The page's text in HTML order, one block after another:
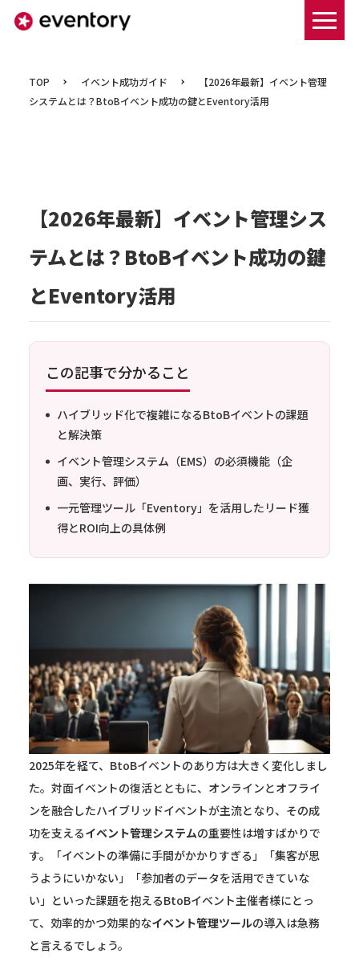
TOP イベント成功ガイド
【2026年最新】イベント管理
システムとは？BtoBイベント成功の鍵とEventory活用
【2026年最新】イベント管理シス
テムとは？BtoBイベント成功の鍵
とEventory活用
この記事で分かること
ハイブリッド化で複雑になるBtoBイベントの課題
と解決策
イベント管理システム（EMS）の必須機能（企
画、実行、評価）
一元管理ツール「Eventory」を活用したリード獲
得とROI向上の具体例
2025年を経て、BtoBイベントのあり方は大きく変化しまし
た。対面イベントの復活とともに、オンラインとオフライ
ンを融合したハイブリッドイベントが主流となり、その成
功を支えるイベント管理システムの重要性は増すばかりで
す。「イベントの準備に手間がかかりすぎる」「集客が思
うようにいかない」「参加者のデータを活用できていな
い」といった課題を抱えるBtoBイベント主催者様にとっ
て、効率的かつ効果的なイベント管理ツールの導入は急務
と言えるでしょう。